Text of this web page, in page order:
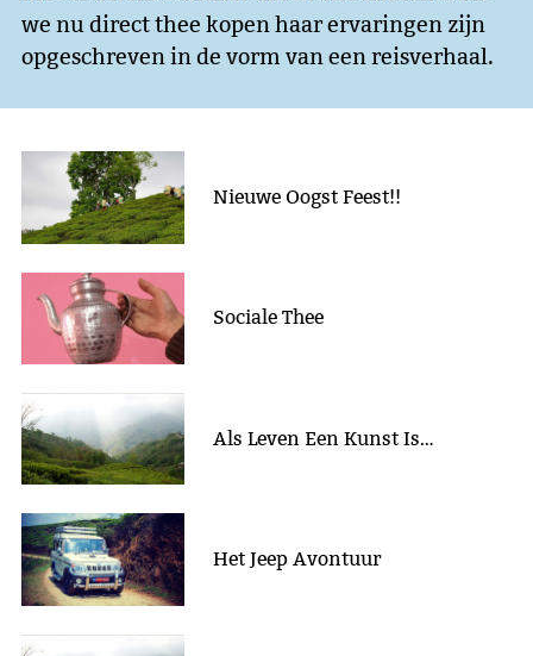
we nu direct thee kopen haar ervaringen zijn
opgeschreven in de vorm van een reisverhaal.
Nieuwe Oogst Feest!!
Sociale Thee
Als Leven Een Kunst Is…
Het Jeep Avontuur